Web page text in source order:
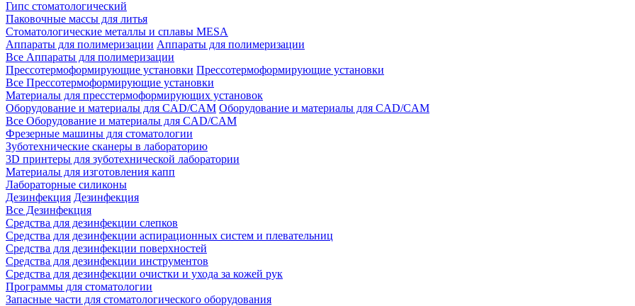
Гипс стоматологический
Паковочные массы для литья
Стоматологические металлы и сплавы MESA
Аппараты для полимеризации Аппараты для полимеризации
Все Аппараты для полимеризации
Прессотермоформирующие установки Прессотермоформирующие установки
Все Прессотермоформирующие установки
Материалы для пресстермоформирующих установок
Оборудование и материалы для CAD/CAM Оборудование и материалы для CAD/CAM
Все Оборудование и материалы для CAD/CAM
Фрезерные машины для стоматологии
Зуботехнические сканеры в лабораторию
3D принтеры для зуботехнической лаборатории
Материалы для изготовления капп
Лабораторные силиконы
Дезинфекция Дезинфекция
Все Дезинфекция
Средства для дезинфекции слепков
Средства для дезинфекции аспирационных систем и плевательниц
Средства для дезинфекции поверхностей
Средства для дезинфекции инструментов
Средства для дезинфекции очистки и ухода за кожей рук
Программы для стоматологии
Запасные части для стоматологического оборудования